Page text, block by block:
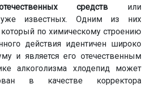
средств или
уже известных. Одним из них
который по химическому строению
действия идентичен широко
и является его отечественным
алкоголизма хлодепид может
в качестве корректора